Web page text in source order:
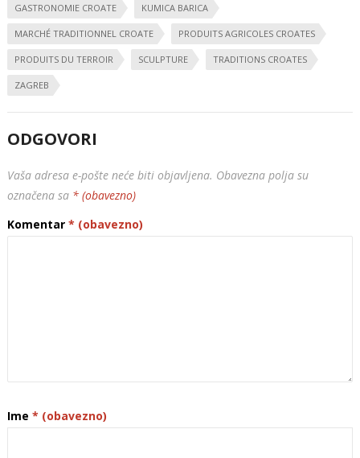
e
b
o
o
k
itt
er
ai
l
er
e
st
at
A
p
er
e
GASTRONOMIE CROATE KUMICA BARICA
MARCHÉ TRADITIONNEL CROATE PRODUITS AGRICOLES CROATES
PRODUITS DU TERROIR SCULPTURE TRADITIONS CROATES
ZAGREB
ODGOVORI
Vaša adresa e-pošte neće biti objavljena. Obavezna polja su
označena sa * (obavezno)
Komentar * (obavezno)
Ime * (obavezno)